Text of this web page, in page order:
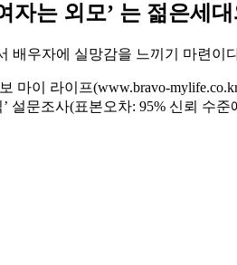
자는 외모’ 는 젊은세
배우자에 실망감을 느끼기 마련이
마이 라이프(www.bravo-
’ 설문조사(표본오차: 95% 신뢰 수